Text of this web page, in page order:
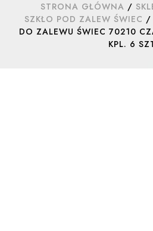
STRONA GŁÓWNA /
SZKŁO POD ZALEW ŚWIEC /
DO ZALEWU ŚWIEC 70210
KPL. 6